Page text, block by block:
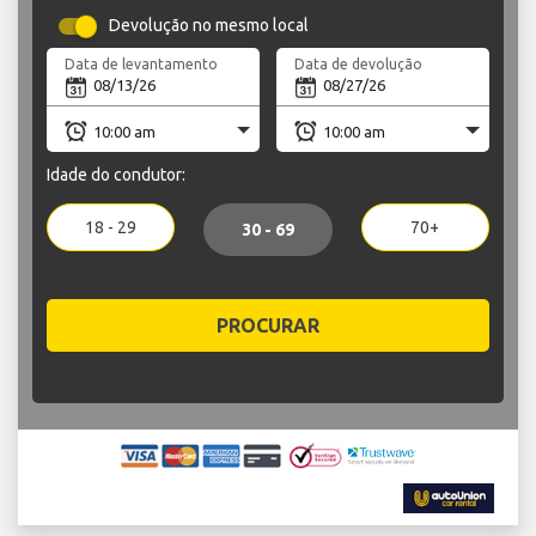
Devolução no mesmo local
Data de levantamento Data de devolução
Idade do condutor:
18 - 29 30 - 69 70+
PROCURAR